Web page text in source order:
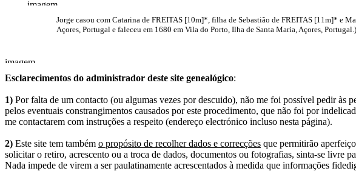
Jorge casou com Catarina de FREITAS [10m]*, filha de Sebastião de FREITAS [11m]* e
Açores, Portugal e faleceu em 1680 em Vila do Porto, Ilha de Santa Maria, Açores, Portugal.)
Esclarecimentos do administrador deste site genealógico:
1) Por falta de um contacto (ou algumas vezes por descuido), não me foi possível pedir às
pelos eventuais constrangimentos causados por este procedimento, que não foi por
me contactarem com instruções a respeito (endereço electrónico incluso nesta página).
2) Este site tem também o propósito de recolher dados e correcções que permitirão
solicitar o retiro, acrescento ou a troca de dados, documentos ou fotografias, sinta-se livre
Nada impede de virem a ser paulatinamente acrescentados à medida que informações